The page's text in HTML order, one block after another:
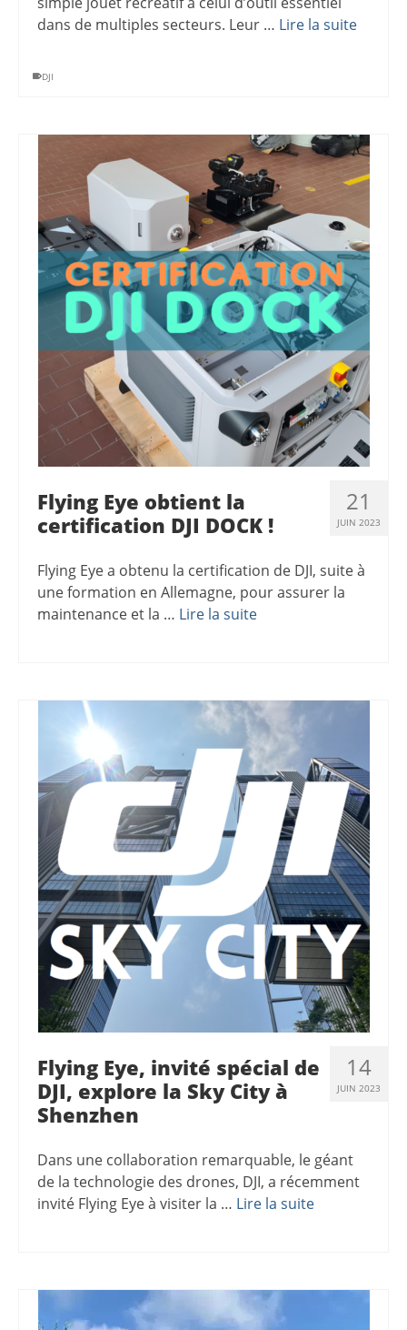
dans de multiples secteurs. Leur … Lire la suite
DJI
21
JUIN 2023
Flying Eye obtient la
certification DJI DOCK !
Flying Eye a obtenu la certification de DJI, suite à
une formation en Allemagne, pour assurer la
maintenance et la … Lire la suite
14
JUIN 2023
Flying Eye, invité spécial de
DJI, explore la Sky City à
Shenzhen
Dans une collaboration remarquable, le géant
de la technologie des drones, DJI, a récemment
invité Flying Eye à visiter la … Lire la suite